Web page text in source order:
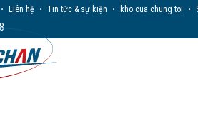
• Liên hệ • Tin tức & sự kiện • kho cua chung toi •